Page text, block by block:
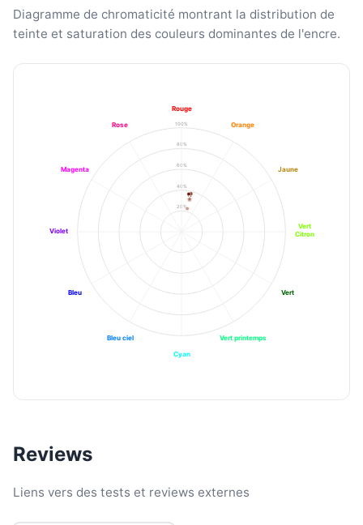
Diagramme de chromaticité montrant la distribution de
teinte et saturation des couleurs dominantes de l'encre.
20%
40%
60%
80%
100%
Rouge
Orange
Jaune
Vert
Citron
Vert
Vert printemps
Cyan
Bleu ciel
Bleu
Violet
Magenta
Rose
Reviews
Liens vers des tests et reviews externes